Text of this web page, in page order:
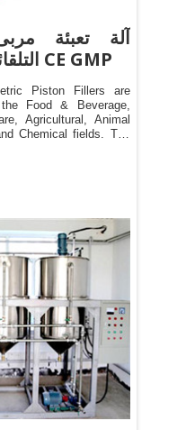
آلة تعبئة
التلقائي عالية الدقة مع CE GMP
Piston Fillers are
Food & Beverage,
Agricultural, Animal
Chemical fields. The
drinks or
· Approximate